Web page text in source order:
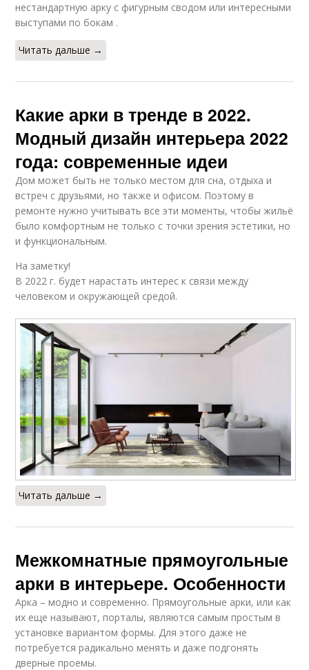
нестандартную арку с фигурным сводом или интересными
выступами по бокам .
Читать дальше →
Какие арки в тренде в 2022.
Модный дизайн интерьера 2022
года: современные идеи
Дом может быть не только местом для сна, отдыха и
встреч с друзьями, но также и офисом. Поэтому в
ремонте нужно учитывать все эти моменты, чтобы жильё
было комфортным не только с точки зрения эстетики, но
и функциональным.
На заметку!
В 2022 г. будет нарастать интерес к связи между
человеком и окружающей средой.
Читать дальше →
Межкомнатные прямоугольные
арки в интерьере. Особенности
Арка – модно и современно. Прямоугольные арки, или как
их еще называют, порталы, являются самым простым в
установке вариантом формы. Для этого даже не
потребуется радикально менять и даже подгонять
дверные проемы.